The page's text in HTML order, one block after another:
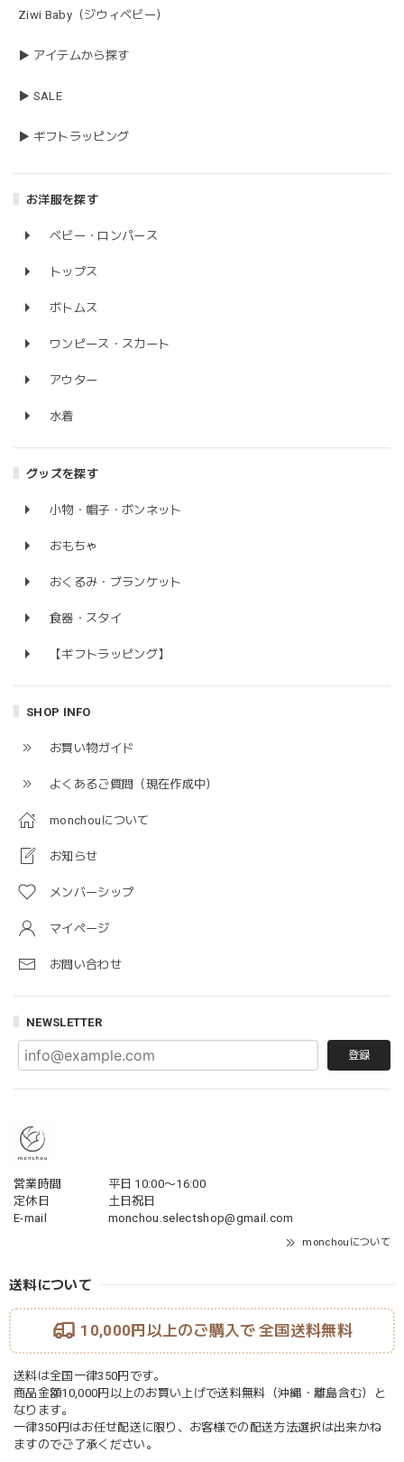
Ziwi Baby（ジウィベビー）
▶ アイテムから探す
▶ SALE
▶ ギフトラッピング
お洋服を探す
ベビー・ロンパース
トップス
ボトムス
ワンピース・スカート
アウター
水着
グッズを探す
小物・帽子・ボンネット
おもちゃ
おくるみ・ブランケット
食器・スタイ
【ギフトラッピング】
SHOP INFO
お買い物ガイド
よくあるご質問（現在作成中）
monchouについて
お知らせ
メンバーシップ
マイページ
お問い合わせ
NEWSLETTER
登録
営業時間
平日 10:00〜16:00
定休日
土日祝日
E-mail
monchou.selectshop@gmail.com
monchouについて
送料について
10,000円以上のご購入で 全国送料無料
送料は全国一律350円です。
商品金額10,000円以上のお買い上げで送料無料（沖縄・離島含む）と
なります。
一律350円はお任せ配送に限り、お客様での配送方法選択は出来かね
ますのでご了承ください。